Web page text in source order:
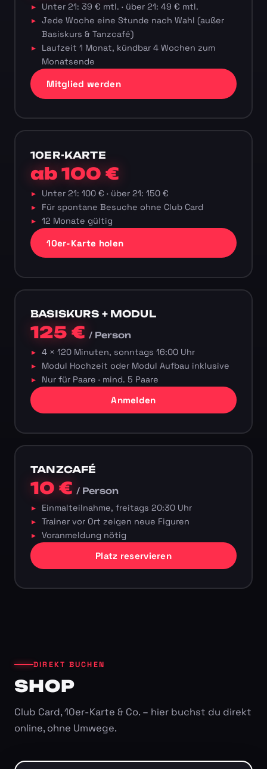
Unter 21: 39 € mtl. · über 21: 49 € mtl.
Jede Woche eine Stunde nach Wahl (außer
Basiskurs & Tanzcafé)
Laufzeit 1 Monat, kündbar 4 Wochen zum
Monatsende
Mitglied werden
10ER-KARTE
ab 100 €
Unter 21: 100 € · über 21: 150 €
Für spontane Besuche ohne Club Card
12 Monate gültig
10er-Karte holen
BASISKURS + MODUL
125 €/ Person
4 × 120 Minuten, sonntags 16:00 Uhr
Modul Hochzeit oder Modul Aufbau inklusive
Nur für Paare · mind. 5 Paare
Anmelden
TANZCAFÉ
10 €/ Person
Einmalteilnahme, freitags 20:30 Uhr
Trainer vor Ort zeigen neue Figuren
Voranmeldung nötig
Platz reservieren
DIREKT BUCHEN
SHOP
Club Card, 10er-Karte & Co. – hier buchst du direkt
online, ohne Umwege.